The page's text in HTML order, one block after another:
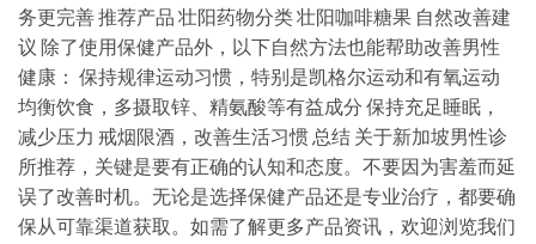
务更完善 推荐产品 壮阳药物分类 壮阳咖啡糖果 自然改善建
议 除了使用保健产品外，以下自然方法也能帮助改善男性
健康： 保持规律运动习惯，特别是凯格尔运动和有氧运动
均衡饮食，多摄取锌、精氨酸等有益成分 保持充足睡眠，
减少压力 戒烟限酒，改善生活习惯 总结 关于新加坡男性诊
所推荐，关键是要有正确的认知和态度。不要因为害羞而延
误了改善时机。无论是选择保健产品还是专业治疗，都要确
保从可靠渠道获取。如需了解更多产品资讯，欢迎浏览我们